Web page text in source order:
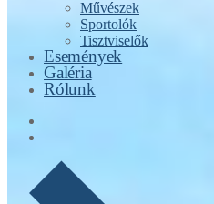
Művészek
Sportolók
Tisztviselők
Események
Galéria
Rólunk